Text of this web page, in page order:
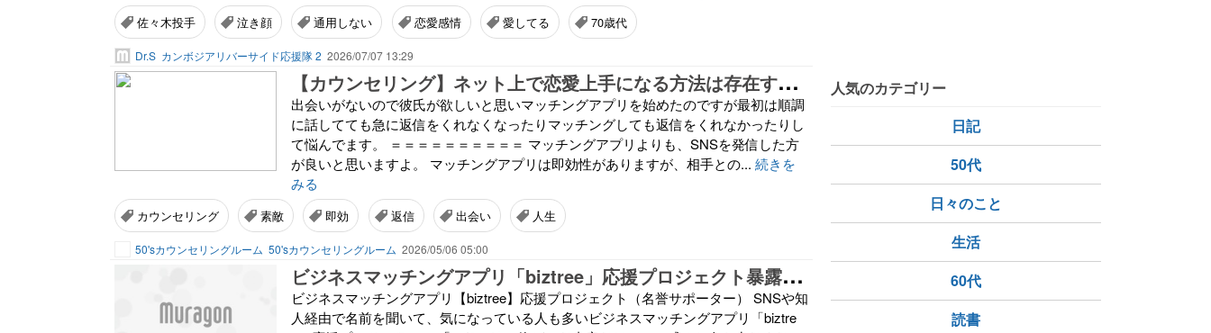
佐々木投手 泣き顔 通用しない 恋愛感情 愛してる 70歳代
Dr.S カンボジアリバーサイド応援隊 2 2026/07/07 13:29
【
カウンセリング】ネット上で恋愛上手になる方法は存在するのか？自分をアピールする方法について
出会いがないので彼氏が欲しいと思いマッチングアプリを始めたのですが最初は順調
に話してても急に返信をくれなくなったりマッチングしても返信をくれなかったりし
て悩んでます。 ＝＝＝＝＝＝＝＝＝＝ マッチングアプリよりも、SNSを発信した方
が良いと思いますよ。 マッチングアプリは即効性がありますが、相手との... 続きを
みる
カウンセリング 素敵 即効 返信 出会い 人生
50'sカウンセリングルーム 50'sカウンセリングルーム 2026/05/06 05:00
ビ
ジネスマッチングアプリ「biztree」応援プロジェクト暴露情報と本音の口コミ｜評判・レビュー・実態を徹底調査
ビジネスマッチングアプリ【biztree】応援プロジェクト（名誉サポーター） SNSや知
人経由で名前を聞いて、気になっている人も多いビジネスマッチングアプリ「biztre
人気のカテゴリー
日記
50代
日々のこと
生活
60代
読書